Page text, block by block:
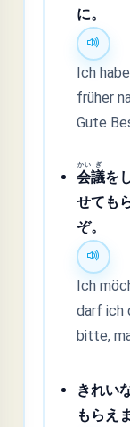
に。
Ich
früher
Gute
会
かい
議
ぎ
を
せても
ぞ。
Ich
darf ich
bitte,
きれい
もらえ